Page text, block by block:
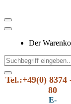
Der
Tel.:+49(0) 8374
80
E-